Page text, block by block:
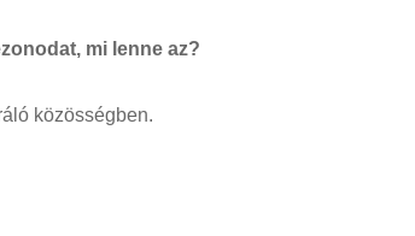
mi lenne az?
közösségben.